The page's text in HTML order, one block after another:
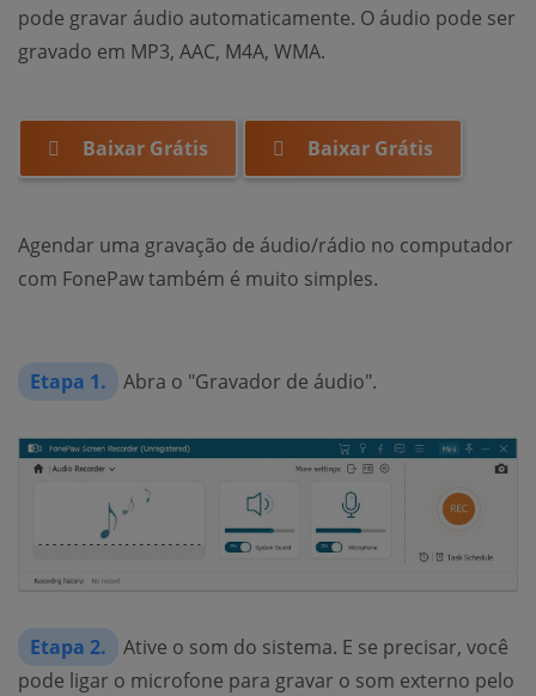
pode gravar áudio automaticamente. O áudio pode ser
gravado em MP3, AAC, M4A, WMA.
Baixar Grátis Baixar Grátis
Agendar uma gravação de áudio/rádio no computador
com FonePaw também é muito simples.
Etapa 1. Abra o "Gravador de áudio".
Etapa 2.
Ative o som do sistema. E se precisar, você
pode ligar o microfone para gravar o som externo pelo